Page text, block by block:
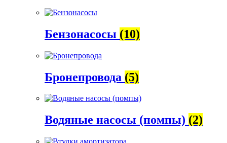
Бензонасосы (10)
Бронепровода (5)
Водяные насосы (помпы) (2)